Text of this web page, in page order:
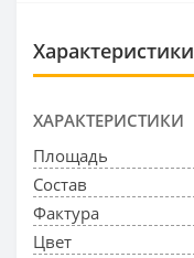
Характеристики
ХАРАКТЕРИСТИКИ
Площадь
Состав
Фактура
Цвет